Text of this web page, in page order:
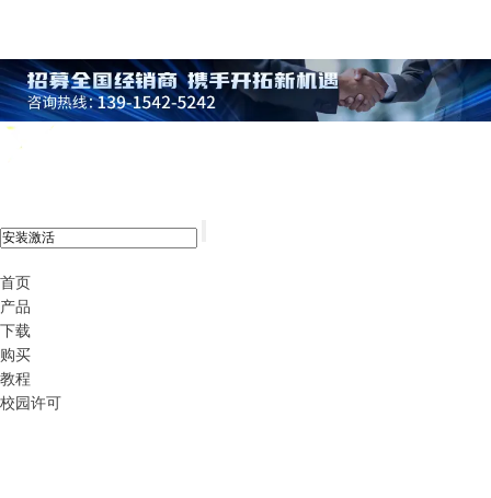
首页
产品
下载
购买
教程
校园许可